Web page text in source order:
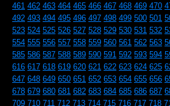
461 462 463 464 465 466 467 468 469 470
492 493 494 495 496 497 498 499 500 501
523 524 525 526 527 528 529 530 531 532
554 555 556 557 558 559 560 561 562 563
585 586 587 588 589 590 591 592 593 594
616 617 618 619 620 621 622 623 624 625
647 648 649 650 651 652 653 654 655 656
678 679 680 681 682 683 684 685 686 687
709 710 711 712 713 714 715 716 717 718